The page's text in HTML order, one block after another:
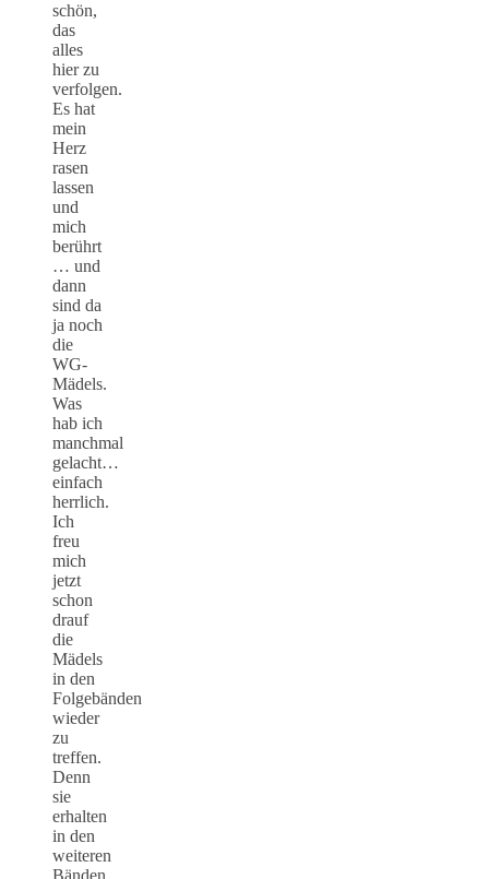
schön,
das
alles
hier zu
verfolgen.
Es hat
mein
Herz
rasen
lassen
und
mich
berührt
… und
dann
sind da
ja noch
die
WG-
Mädels.
Was
hab ich
manchmal
gelacht…
einfach
herrlich.
Ich
freu
mich
jetzt
schon
drauf
die
Mädels
in den
Folgebänden
wieder
zu
treffen.
Denn
sie
erhalten
in den
weiteren
Bänden